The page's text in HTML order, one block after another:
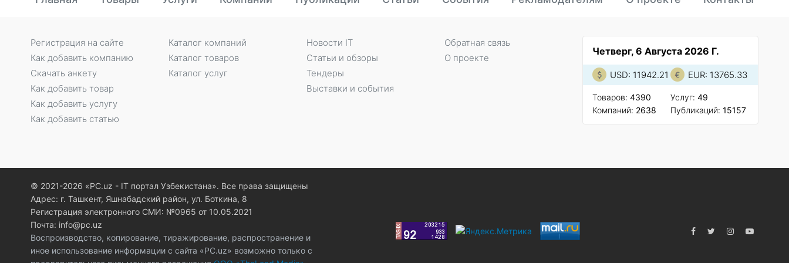
Четверг, 6 Августа 2026 Г.
USD: 11942.21 EUR: 13765.33
Товаров: 4390
Компаний: 2638
Услуг: 49
Публикаций: 15157
Регистрация на сайте
Как добавить компанию
Скачать анкету
Как добавить товар
Как добавить услугу
Как добавить статью
Каталог компаний
Каталог товаров
Каталог услуг
Новости IT
Статьи и обзоры
Тендеры
Выставки и события
Обратная связь
О проекте
© 2021-2026 «PC.uz - IT портал Узбекистана». Все права защищены
Адрес: г. Ташкент, Яшнабадский район, ул. Боткина, 8
Регистрация электронного СМИ: №0965 от 10.05.2021
Почта: info@pc.uz
Воспроизводство, копирование, тиражирование, распространение и
иное использование информации с сайта «PC.uz» возможно только с